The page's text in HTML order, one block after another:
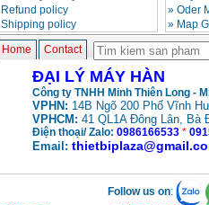
Refund policy
Shipping policy
» Oder
» Map
Home Contact
ĐẠI LÝ MÁY HÀN
Công ty TNHH Minh Thiên Long -
VPHN: 14B Ngõ 200 Phố Vĩnh
VPHCM: 41 QL1A Đông Lân, Bà
Điện thoại/ Zalo: 0986166533 *
Email:
Follow us on: